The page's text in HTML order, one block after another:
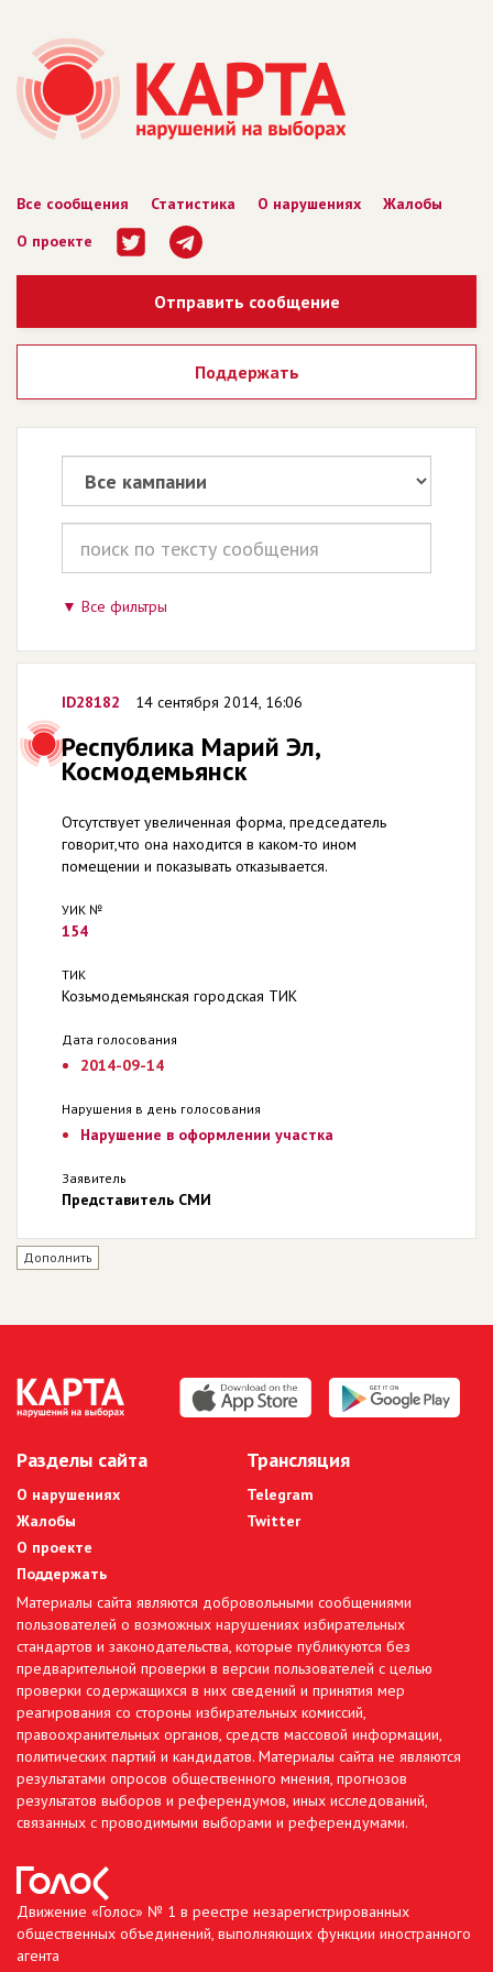
Все сообщения Статистика О нарушениях
Жалобы
О проекте
Отправить сообщение
Поддержать
Все фильтры
ID28182 14 сентября 2014, 16:06
Республика Марий Эл,
Космодемьянск
Отсутствует увеличенная форма, председатель
говорит,что она находится в каком-то ином
помещении и показывать отказывается.
УИК №
154
ТИК
Козьмодемьянская городская ТИК
Дата голосования
2014-09-14
Нарушения в день голосования
Нарушение в оформлении участка
Заявитель
Представитель СМИ
Дополнить
Разделы сайта
О нарушениях
Жалобы
О проекте
Поддержать
Трансляция
Telegram
Twitter
Материалы сайта являются добровольными сообщениями
пользователей о возможных нарушениях избирательных
стандартов и законодательства, которые публикуются без
предварительной проверки в версии пользователей с целью
проверки содержащихся в них сведений и принятия мер
реагирования со стороны избирательных комиссий,
правоохранительных органов, средств массовой информации,
политических партий и кандидатов. Материалы сайта не являются
результатами опросов общественного мнения, прогнозов
результатов выборов и референдумов, иных исследований,
связанных с проводимыми выборами и референдумами.
Движение «Голос» № 1 в реестре незарегистрированных
общественных объединений, выполняющих функции иностранного
агента